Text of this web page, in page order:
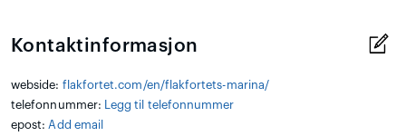
Kontaktinformasjon
webside: flakfortet.com/en/flakfortets-marina/
telefonnummer:
Legg til telefonnummer
epost: Add email